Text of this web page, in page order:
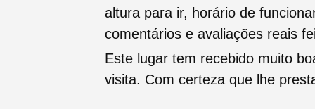
altura para ir, horário de
comentários e avaliações reais
Este lugar tem recebido muito
visita. Com certeza que lhe